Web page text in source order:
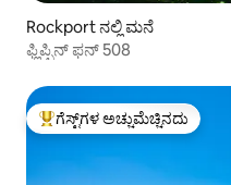
Rockport ನಲ್ಲಿ ಮನೆ
ಫ್ಲಿಪ್ಪಿನ್ ಫನ್ 508
ಗೆಸ್ಟ್‌ಗಳಿಗೆ ಅತಿ ಹೆಚ್ಚು ಅಚ್ಚುಮೆಚ್ಚಿನದು
ಗೆಸ್ಟ್‌ಗಳ ಅಚ್ಚುಮೆಚ್ಚಿನದು